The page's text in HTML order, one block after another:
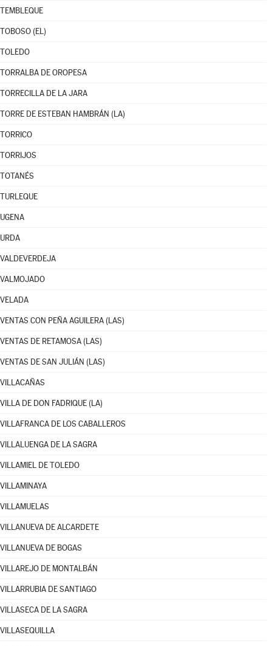
TEMBLEQUE
TOBOSO (EL)
TOLEDO
TORRALBA DE OROPESA
TORRECILLA DE LA JARA
TORRE DE ESTEBAN HAMBRÁN (LA)
TORRICO
TORRIJOS
TOTANÉS
TURLEQUE
UGENA
URDA
VALDEVERDEJA
VALMOJADO
VELADA
VENTAS CON PEÑA AGUILERA (LAS)
VENTAS DE RETAMOSA (LAS)
VENTAS DE SAN JULIÁN (LAS)
VILLACAÑAS
VILLA DE DON FADRIQUE (LA)
VILLAFRANCA DE LOS CABALLEROS
VILLALUENGA DE LA SAGRA
VILLAMIEL DE TOLEDO
VILLAMINAYA
VILLAMUELAS
VILLANUEVA DE ALCARDETE
VILLANUEVA DE BOGAS
VILLAREJO DE MONTALBÁN
VILLARRUBIA DE SANTIAGO
VILLASECA DE LA SAGRA
VILLASEQUILLA